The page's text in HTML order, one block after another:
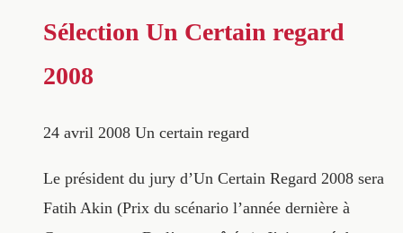
Sélection Un Certain regard
2008
24 avril 2008 Un certain regard
Le président du jury d’Un Certain Regard 2008 sera
Fatih Akin (Prix du scénario l’année dernière à